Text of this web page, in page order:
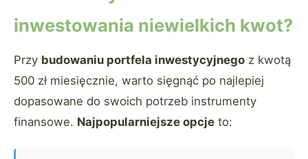
inwestowania niewielkich kwot?
Przy budowaniu portfela inwestycyjnego z kwotą
500 zł miesięcznie, warto sięgnąć po najlepiej
dopasowane do swoich potrzeb instrumenty
finansowe. Najpopularniejsze opcje to: